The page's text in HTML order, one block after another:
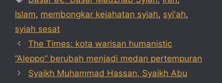
Islam, membongkar kejahatan syiah, syi'ah,
syiah sesat
The Times: kota warisan humanistic
“Aleppo” berubah menjadi medan pertempuran
Syaikh Muhammad Hassan, Syaikh Abu